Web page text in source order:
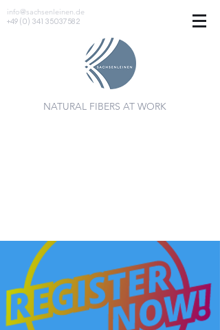
info@sachsenleinen.de
+49 (0) 341 35037582
NATURAL FIBERS AT WORK